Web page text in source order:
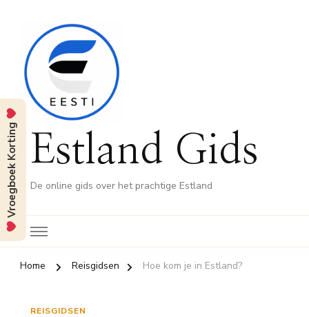
Estland Gids
De online gids over het prachtige Estland
Home Reisgidsen Hoe kom je in Estland?
REISGIDSEN
Vroegboek Korting